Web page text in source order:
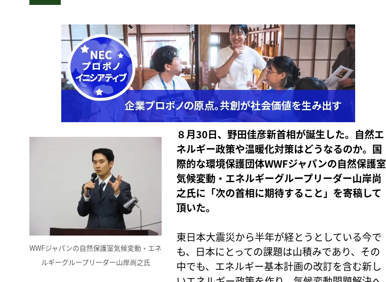
WWFジャパンの自然保護室気候変動・エネ
ルギーグループリーダー山岸尚之氏
８月30日、野田佳彦新首相が誕生した。自然エ
ネルギー政策や温暖化対策はどうなるのか。国
際的な環境保護団体WWFジャパンの自然保護室
気候変動・エネルギーグループリーダー山岸尚
之氏に「次の首相に期待すること」を寄稿して
頂いた。
東日本大震災から半年が経とうとしている今で
も、日本にとっての課題は山積みであり、その
中でも、エネルギー基本計画の改訂を含む新し